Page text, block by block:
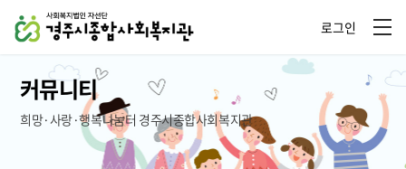
로그인
커뮤니티
희망·사랑·행복나눔터 경주시종합사회복지관